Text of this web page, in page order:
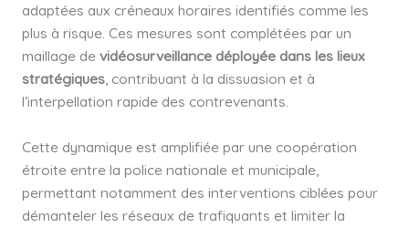
adaptées aux créneaux horaires identifiés comme les
plus à risque. Ces mesures sont complétées par un
maillage de vidéosurveillance déployée dans les lieux
stratégiques, contribuant à la dissuasion et à
l’interpellation rapide des contrevenants.
Cette dynamique est amplifiée par une coopération
étroite entre la police nationale et municipale,
permettant notamment des interventions ciblées pour
démanteler les réseaux de trafiquants et limiter la